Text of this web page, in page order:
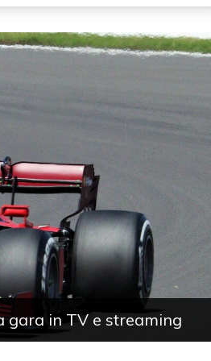
gara in TV e streaming